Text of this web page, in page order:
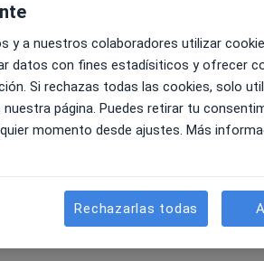
La reserva de cita online no está
Pedir una cita
y a nuestros colaboradores utilizar
datos con fines estadísiticos y ofrecer
Si rechazas todas las cookies, solo
página. Puedes retirar tu
momento desde ajustes. Más
Rechazarlas todas